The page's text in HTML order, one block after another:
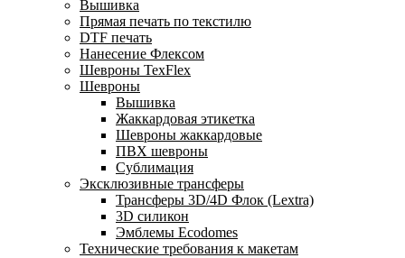
Вышивка
Прямая печать по текстилю
DTF печать
Нанесение Флексом
Шевроны TexFlex
Шевроны
Вышивка
Жаккардовая этикетка
Шевроны жаккардовые
ПВХ шевроны
Сублимация
Эксклюзивные трансферы
Трансферы 3D/4D Флок (Lextra)
3D силикон
Эмблемы Ecodomes
Технические требования к макетам